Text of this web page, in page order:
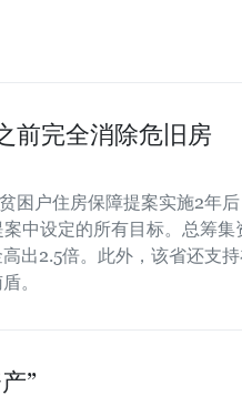
前完全消除危旧房
困户住房保障提案实施2年
中设定的所有目标。总筹集
出2.5倍。此外，该省还支
。
”